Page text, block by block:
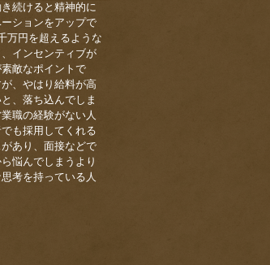
続けると精神的に
ションをアップで
万円を超えるような
インセンティブが
敵なポイントで
、やはり給料が高
、落ち込んでしま
職の経験がない人
も採用してくれる
あり、面接などで
悩んでしまうより
考を持っている人